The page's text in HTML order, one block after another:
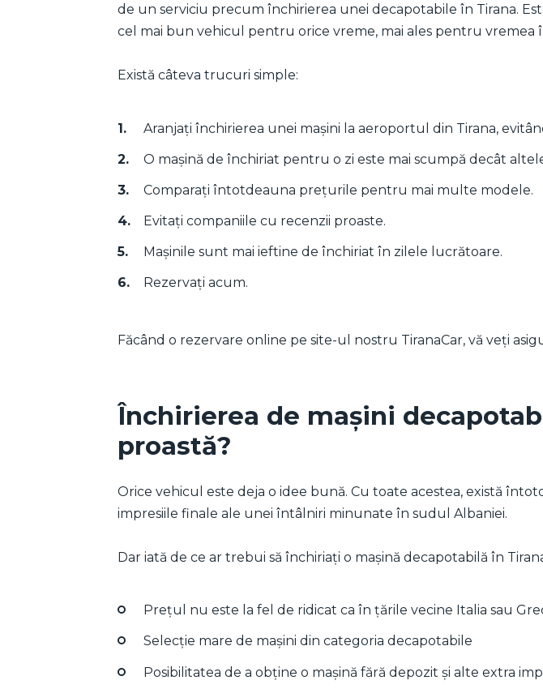
de un serviciu precum închirierea unei decapotabile în Tirana.
cel mai bun vehicul pentru orice vreme, mai ales pentru vremea
Există câteva trucuri simple:
Aranjați închirierea unei mașini la aeroportul din Tirana,
O mașină de închiriat pentru o zi este mai scumpă decât
Comparați întotdeauna prețurile pentru mai multe modele.
Evitați companiile cu recenzii proaste.
Mașinile sunt mai ieftine de închiriat în zilele lucrătoare.
Rezervați acum.
Făcând o rezervare online pe site-ul nostru TiranaCar, vă veți
Închirierea de mașini
proastă?
Orice vehicul este deja o idee bună. Cu toate acestea, există
impresiile finale ale unei întâlniri minunate în sudul Albaniei.
Dar iată de ce ar trebui să închiriați o mașină decapotabilă în
Prețul nu este la fel de ridicat ca în țările vecine Italia sau
Selecție mare de mașini din categoria decapotabile
Posibilitatea de a obține o mașină fără depozit și alte extra